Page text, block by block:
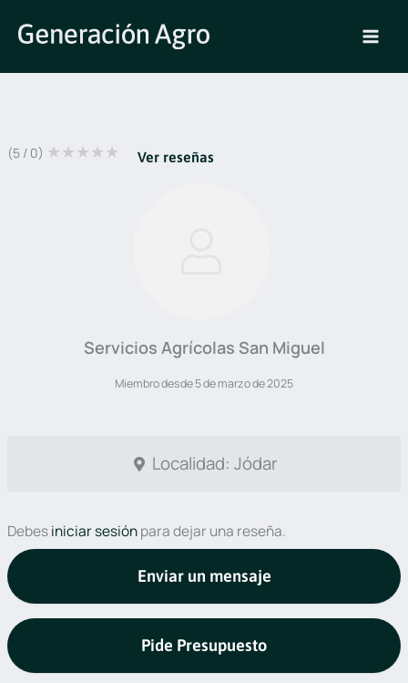
★
★
★
★
★
(0 / 5) Ver reseñas
Servicios Agrícolas San Miguel
Miembro desde 5 de marzo de 2025
Localidad: Jódar
Debesiniciar sesiónpara dejar una reseña.
Enviar un mensaje
Pide Presupuesto